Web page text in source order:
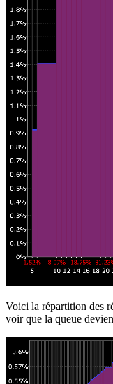
Voici la répartition des
voir que la queue